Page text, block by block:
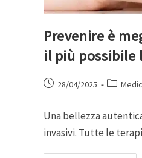
Prevenire è
il più possibile
28/04/2025
Una bellezza
invasivi. Tutte le